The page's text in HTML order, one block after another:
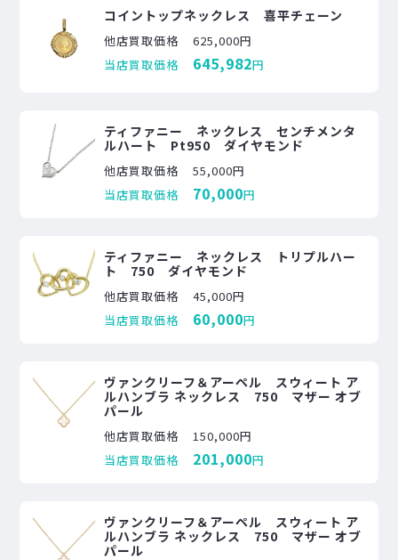
コイントップネックレス 喜平チェーン
他店買取価格
625,000円
当店買取価格
645,982円
ティファニー ネックレス センチメンタ
ルハート Pt950 ダイヤモンド
他店買取価格
55,000円
当店買取価格
70,000円
ティファニー ネックレス トリプルハー
ト 750 ダイヤモンド
他店買取価格
45,000円
当店買取価格
60,000円
ヴァンクリーフ＆アーペル スウィート ア
ルハンブラ ネックレス 750 マザー オブ
パール
他店買取価格
150,000円
当店買取価格
201,000円
ヴァンクリーフ＆アーペル スウィート ア
ルハンブラ ネックレス 750 マザー オブ
パール